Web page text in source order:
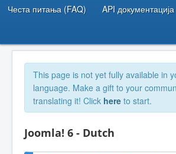
Честа питања (FAQ) API документација
This page is not yet fully available in
language. Make a gift to your
translating it! Click here to start.
Joomla! 6 - Dutch